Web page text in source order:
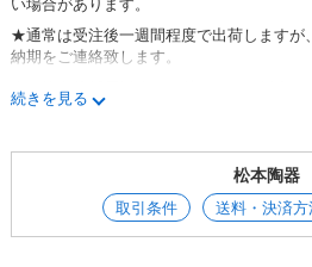
い場合があります。
★通常は受注後一週間程度で出荷しますが
納期をご連絡致します。
★ご注文後10日以内に出荷できない場合は
させて頂きます。
★注文欄が無い商品は、大変申し訳ござい
続きを見る
松本陶器
取引条件 送料・決済方